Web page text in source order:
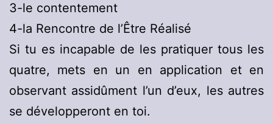
3-le contentement
4-la Rencontre de l’Être Réalisé
Si tu es incapable de les pratiquer tous les
quatre, mets en un en application et en
observant assidûment l’un d’eux, les autres
se développeront en toi.